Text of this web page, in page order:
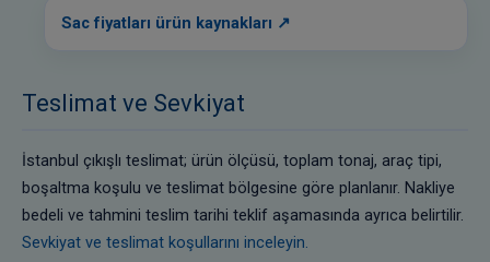
Sac fiyatları ürün kaynakları
Teslimat ve Sevkiyat
İstanbul çıkışlı teslimat; ürün ölçüsü, toplam tonaj, araç tipi,
boşaltma koşulu ve teslimat bölgesine göre planlanır. Nakliye
bedeli ve tahmini teslim tarihi teklif aşamasında ayrıca belirtilir.
Sevkiyat ve teslimat koşullarını inceleyin.